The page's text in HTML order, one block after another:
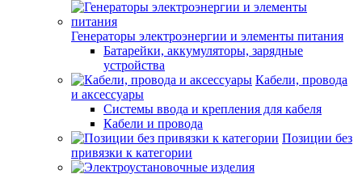
Генераторы электроэнергии и элементы питания
Батарейки, аккумуляторы, зарядные
устройства
Кабели, провода
и аксессуары
Системы ввода и крепления для кабеля
Кабели и провода
Позиции без
привязки к категории